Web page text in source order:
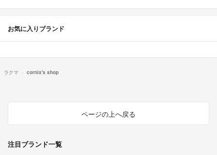
お気に入りブランド
ラクマ cornix's shop
ページの上へ戻る
注目ブランド一覧